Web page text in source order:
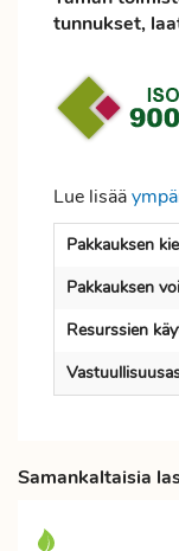
tunnukset,
Lue lisää
Pakkauksen
Pakkauksen
Resurssien
Samankaltaisia